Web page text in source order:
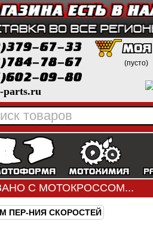
(пусто)
parts.ru
С МОТОКРОССОМ...
ПЕР-НИЯ СКОРОСТЕЙ